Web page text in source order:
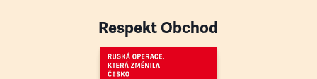
Respekt Obchod